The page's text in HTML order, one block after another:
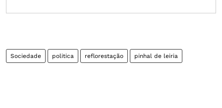
Sociedade politica reflorestação pinhal de leiria